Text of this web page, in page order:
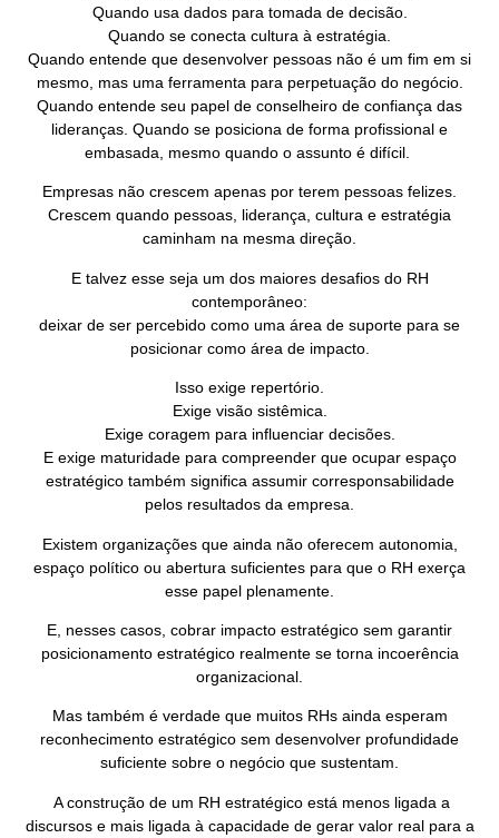
Quando usa dados para tomada de decisão.
Quando se conecta cultura à estratégia.
Quando entende que desenvolver pessoas não é um fim em si
mesmo, mas uma ferramenta para perpetuação do negócio.
Quando entende seu papel de conselheiro de confiança das
lideranças. Quando se posiciona de forma profissional e
embasada, mesmo quando o assunto é difícil.
Empresas não crescem apenas por terem pessoas felizes.
Crescem quando pessoas, liderança, cultura e estratégia
caminham na mesma direção.
E talvez esse seja um dos maiores desafios do RH
contemporâneo:
deixar de ser percebido como uma área de suporte para se
posicionar como área de impacto.
Isso exige repertório.
Exige visão sistêmica.
Exige coragem para influenciar decisões.
E exige maturidade para compreender que ocupar espaço
estratégico também significa assumir corresponsabilidade
pelos resultados da empresa.
Existem organizações que ainda não oferecem autonomia,
espaço político ou abertura suficientes para que o RH exerça
esse papel plenamente.
E, nesses casos, cobrar impacto estratégico sem garantir
posicionamento estratégico realmente se torna incoerência
organizacional.
Mas também é verdade que muitos RHs ainda esperam
reconhecimento estratégico sem desenvolver profundidade
suficiente sobre o negócio que sustentam.
A construção de um RH estratégico está menos ligada a
discursos e mais ligada à capacidade de gerar valor real para a